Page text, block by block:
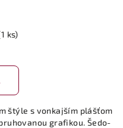
ks)
štýle s vonkajším plášťom
grafikou. Šedo-